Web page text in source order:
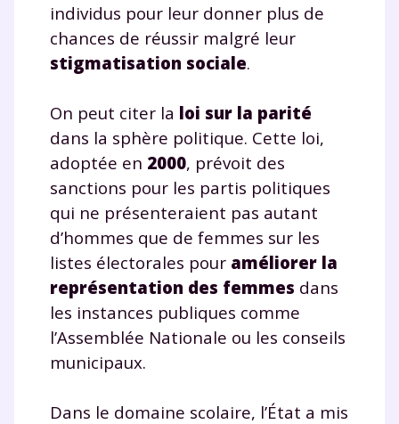
individus pour leur donner plus de
chances de réussir malgré leur
stigmatisation sociale.
On peut citer la loi sur la parité
dans la sphère politique. Cette loi,
adoptée en 2000, prévoit des
sanctions pour les partis politiques
qui ne présenteraient pas autant
d’hommes que de femmes sur les
listes électorales pour améliorer la
représentation des femmes dans
les instances publiques comme
l’Assemblée Nationale ou les conseils
municipaux.
Dans le domaine scolaire, l’État a mis